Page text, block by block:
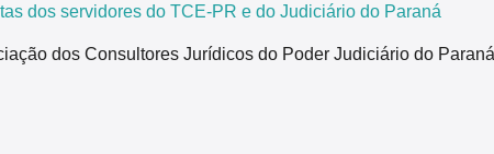
dos servidores do TCE-PR e do Judiciário do Paraná
dos Consultores Jurídicos do Poder Judiciário do